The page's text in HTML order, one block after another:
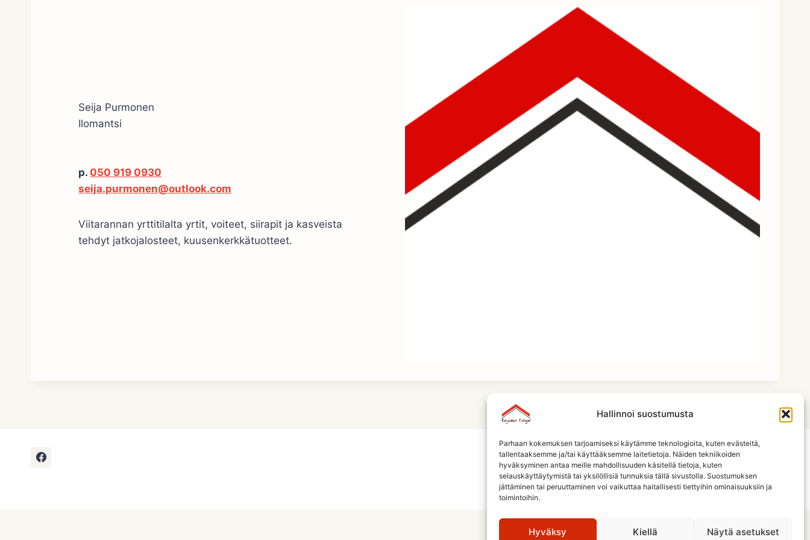
Hallinnoi suostumusta
Parhaan kokemuksen tarjoamiseksi käytämme teknologioita, kuten evästeitä,
tallentaaksemme ja/tai käyttääksemme laitetietoja. Näiden tekniikoiden
hyväksyminen antaa meille mahdollisuuden käsitellä tietoja, kuten
selauskäyttäytymistä tai yksilöllisiä tunnuksia tällä sivustolla. Suostumuksen
jättäminen tai peruuttaminen voi vaikuttaa haitallisesti tiettyihin ominaisuuksiin ja
toimintoihin.
Hyväksy Kiellä Näytä asetukset
Seija Purmonen
Ilomantsi
p. 050 919 0930
seija.purmonen@outlook.com
Viitarannan yrttitilalta yrtit, voiteet, siirapit ja kasveista
tehdyt jatkojalosteet, kuusenkerkkätuotteet.
Etusivu Jäsenistö
Jäsenyys ja säännöt
Tietosuojaseloste